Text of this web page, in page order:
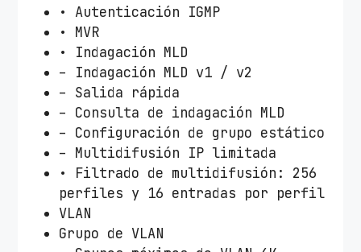
• Autenticación IGMP
• MVR
• Indagación MLD
– Indagación MLD v1 / v2
– Salida rápida
– Consulta de indagación MLD
– Configuración de grupo estático
– Multidifusión IP limitada
• Filtrado de multidifusión: 256
perfiles y 16 entradas por perfil
VLAN
Grupo de VLAN